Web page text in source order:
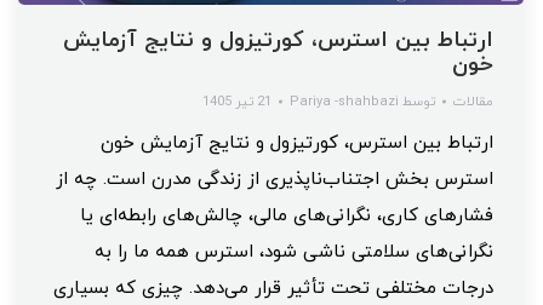
ارتباط بین استرس، کورتیزول و نتایج آزمایش
خون
مقالات توسط Pariya -shahbazi 21 تیر 1405
ارتباط بین استرس، کورتیزول و نتایج آزمایش خون
استرس بخش اجتناب‌ناپذیری از زندگی مدرن است. چه از
فشارهای کاری، نگرانی‌های مالی، چالش‌های رابطه‌ای یا
نگرانی‌های سلامتی ناشی شود، استرس همه ما را به
درجات مختلفی تحت تأثیر قرار می‌دهد. چیزی که بسیاری